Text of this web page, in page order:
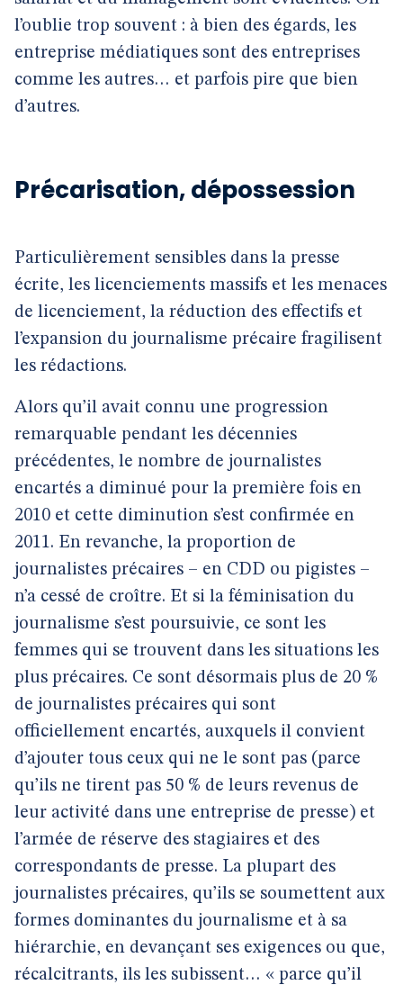
l’oublie trop souvent : à bien des égards, les
entreprise médiatiques sont des entreprises
comme les autres… et parfois pire que bien
d’autres.
Précarisation, dépossession
Particulièrement sensibles dans la presse
écrite, les licenciements massifs et les menaces
de licenciement, la réduction des effectifs et
l’expansion du journalisme précaire fragilisent
les rédactions.
Alors qu’il avait connu une progression
remarquable pendant les décennies
précédentes, le nombre de journalistes
encartés a diminué pour la première fois en
2010 et cette diminution s’est confirmée en
2011. En revanche, la proportion de
journalistes précaires – en CDD ou pigistes –
n’a cessé de croître. Et si la féminisation du
journalisme s’est poursuivie, ce sont les
femmes qui se trouvent dans les situations les
plus précaires. Ce sont désormais plus de 20 %
de journalistes précaires qui sont
officiellement encartés, auxquels il convient
d’ajouter tous ceux qui ne le sont pas (parce
qu’ils ne tirent pas 50 % de leurs revenus de
leur activité dans une entreprise de presse) et
l’armée de réserve des stagiaires et des
correspondants de presse. La plupart des
journalistes précaires, qu’ils se soumettent aux
formes dominantes du journalisme et à sa
hiérarchie, en devançant ses exigences ou que,
récalcitrants, ils les subissent… « parce qu’il